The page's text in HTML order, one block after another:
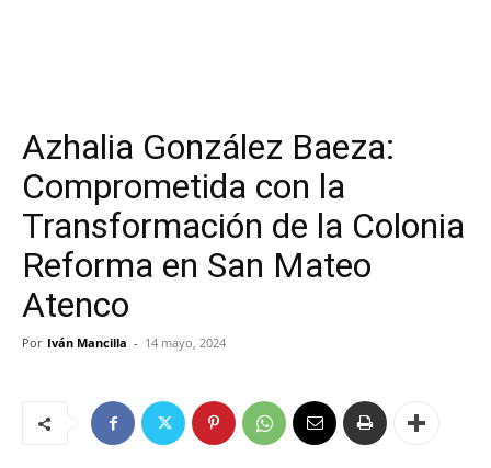
Azhalia González Baeza:
Comprometida con la
Transformación de la Colonia
Reforma en San Mateo
Atenco
Por Iván Mancilla - 14 mayo, 2024